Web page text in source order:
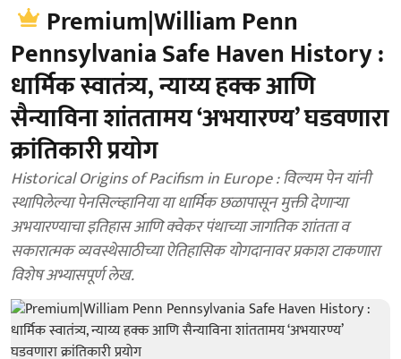
Premium|William Penn
Pennsylvania Safe Haven History :
धार्मिक स्वातंत्र्य, न्याय्य हक्क आणि
सैन्याविना शांततामय ‘अभयारण्य’ घडवणारा
क्रांतिकारी प्रयोग
Historical Origins of Pacifism in Europe : विल्यम पेन यांनी
स्थापिलेल्या पेनसिल्व्हानिया या धार्मिक छळापासून मुक्ती देणाऱ्या
अभयारण्याचा इतिहास आणि क्वेकर पंथाच्या जागतिक शांतता व
सकारात्मक व्यवस्थेसाठीच्या ऐतिहासिक योगदानावर प्रकाश टाकणारा
विशेष अभ्यासपूर्ण लेख.